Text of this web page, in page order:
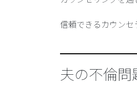
信頼できるカウンセ
夫の不倫